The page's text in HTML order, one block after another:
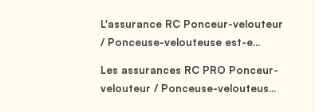
L'assurance RC Ponceur-velouteur
/ Ponceuse-velouteuse est-e...
Les assurances RC PRO Ponceur-
velouteur / Ponceuse-velouteus...